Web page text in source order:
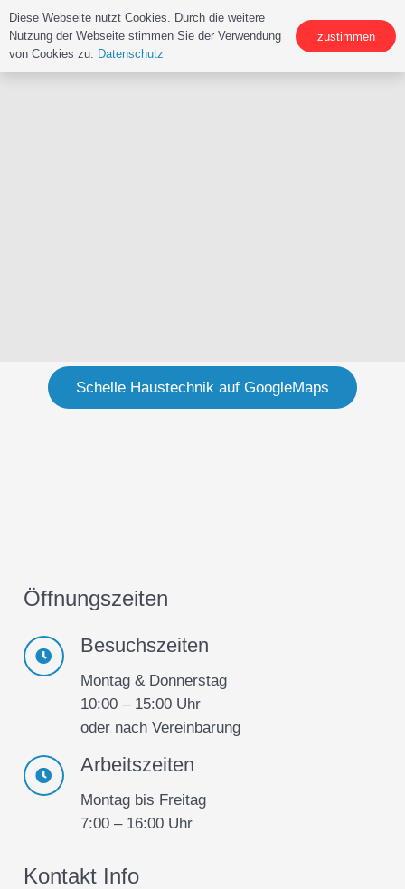
Schelle Haustechnik auf GoogleMaps
Öffnungszeiten
Besuchszeiten
Montag & Donnerstag
10:00 – 15:00 Uhr
oder nach Vereinbarung
Arbeitszeiten
Montag bis Freitag
7:00 – 16:00 Uhr
Kontakt Info
Diese Webseite nutzt Cookies. Durch die weitere
Nutzung der Webseite stimmen Sie der Verwendung
von Cookies zu. Datenschutz
zustimmen